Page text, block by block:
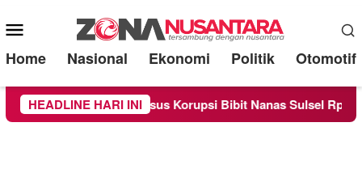
Mobile
Menu
Home Nasional Ekonomi Politik Otomotif
HEADLINE HARI INI
Saksi Kasus Korupsi Bibit Nanas Sulsel Rp 52,4 Miliar